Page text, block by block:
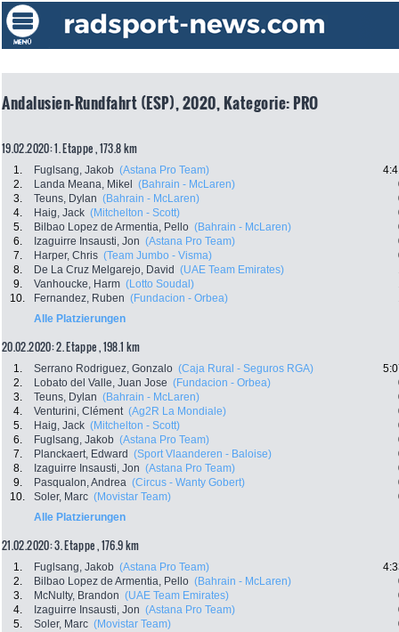
Andalusien-Rundfahrt (ESP), 2020, Kategorie: PRO
19.02.2020: 1. Etappe , 173.8 km
1. Fuglsang, Jakob (Astana Pro Team)
2.
Landa Meana, Mikel (Bahrain - McLaren)
3.
Teuns, Dylan (Bahrain - McLaren)
4.
Haig, Jack (Mitchelton - Scott)
5.
Bilbao Lopez de Armentia, Pello (Bahrain - McLaren)
6.
Izaguirre Insausti, Jon (Astana Pro Team)
7.
Harper, Chris (Team Jumbo - Visma)
8.
De La Cruz Melgarejo, David (UAE Team Emirates)
9.
Vanhoucke, Harm (Lotto Soudal)
10.
Fernandez, Ruben (Fundacion - Orbea)
Alle Platzierungen
20.02.2020: 2. Etappe , 198.1 km
1. Serrano Rodriguez, Gonzalo (Caja Rural - Seguros RGA)
2.
Lobato del Valle, Juan Jose (Fundacion - Orbea)
3.
Teuns, Dylan (Bahrain - McLaren)
4.
Venturini, Clément (Ag2R La Mondiale)
5.
Haig, Jack (Mitchelton - Scott)
6.
Fuglsang, Jakob (Astana Pro Team)
7.
Planckaert, Edward (Sport Vlaanderen - Baloise)
8.
Izaguirre Insausti, Jon (Astana Pro Team)
9.
Pasqualon, Andrea (Circus - Wanty Gobert)
10.
Soler, Marc (Movistar Team)
Alle Platzierungen
21.02.2020: 3. Etappe , 176.9 km
1. Fuglsang, Jakob (Astana Pro Team)
2.
Bilbao Lopez de Armentia, Pello (Bahrain - McLaren)
3.
McNulty, Brandon (UAE Team Emirates)
4.
Izaguirre Insausti, Jon (Astana Pro Team)
5.
Soler, Marc (Movistar Team)